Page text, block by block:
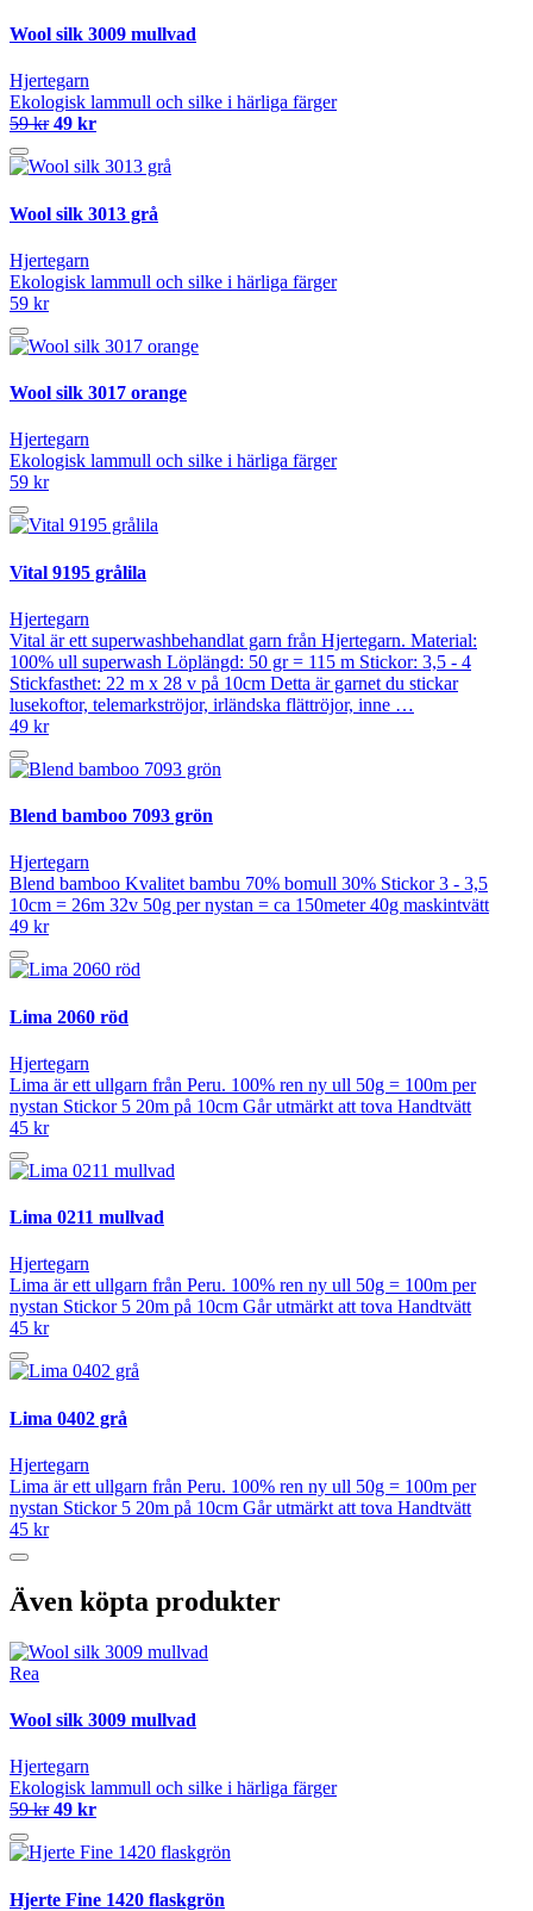
Wool silk 3009 mullvad
Hjertegarn
Ekologisk lammull och silke i härliga färger
59 kr 49 kr
Wool silk 3013 grå
Hjertegarn
Ekologisk lammull och silke i härliga färger
59 kr
Wool silk 3017 orange
Hjertegarn
Ekologisk lammull och silke i härliga färger
59 kr
Vital 9195 grålila
Hjertegarn
Vital är ett superwashbehandlat garn från Hjertegarn. Material:
100% ull superwash Löplängd: 50 gr = 115 m Stickor: 3,5 - 4
Stickfasthet: 22 m x 28 v på 10cm Detta är garnet du stickar
lusekoftor, telemarkströjor, irländska flättröjor, inne …
49 kr
Blend bamboo 7093 grön
Hjertegarn
Blend bamboo Kvalitet bambu 70% bomull 30% Stickor 3 - 3,5
10cm = 26m 32v 50g per nystan = ca 150meter 40g maskintvätt
49 kr
Lima 2060 röd
Hjertegarn
Lima är ett ullgarn från Peru. 100% ren ny ull 50g = 100m per
nystan Stickor 5 20m på 10cm Går utmärkt att tova Handtvätt
45 kr
Lima 0211 mullvad
Hjertegarn
Lima är ett ullgarn från Peru. 100% ren ny ull 50g = 100m per
nystan Stickor 5 20m på 10cm Går utmärkt att tova Handtvätt
45 kr
Lima 0402 grå
Hjertegarn
Lima är ett ullgarn från Peru. 100% ren ny ull 50g = 100m per
nystan Stickor 5 20m på 10cm Går utmärkt att tova Handtvätt
45 kr
Även köpta produkter
Rea
Wool silk 3009 mullvad
Hjertegarn
Ekologisk lammull och silke i härliga färger
59 kr 49 kr
Hjerte Fine 1420 flaskgrön